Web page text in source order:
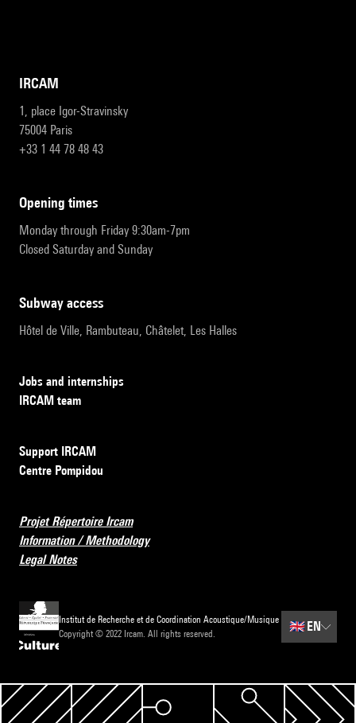
IRCAM
1, place Igor-Stravinsky
75004 Paris
+33 1 44 78 48 43
opening times
Monday through Friday 9:30am-7pm
Closed Saturday and Sunday
subway access
Hôtel de Ville, Rambuteau, Châtelet, Les Halles
Jobs and internships
IRCAM team
Support IRCAM
Centre Pompidou
Projet Répertoire Ircam
Information / Methodology
Legal Notes
Institut de Recherche et de Coordination Acoustique/Musique
Copyright © 2022 Ircam. All rights reserved.
🇬🇧 EN